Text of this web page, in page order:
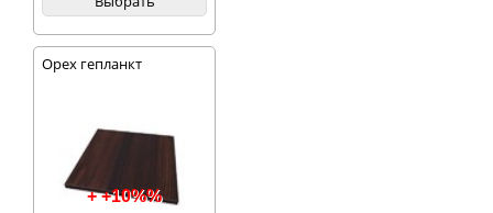
Орех гепланкт
+ +10%%